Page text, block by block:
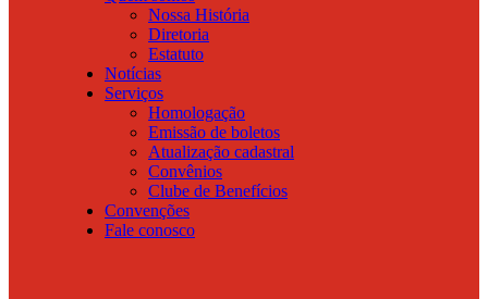
Nossa História
Diretoria
Estatuto
Notícias
Serviços
Homologação
Emissão de boletos
Atualização cadastral
Convênios
Clube de Benefícios
Convenções
Fale conosco